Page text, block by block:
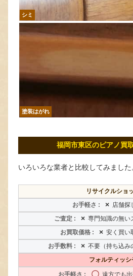
シミ
塗装はがれ
福岡市東区のピアノ買
いろいろな業者と比較してみました
リサイクルショ
× 店舗探
× 専門知識の無い
× 安く買い
× 不要（持ち込み
フォルティッシ
〇 遠方でも